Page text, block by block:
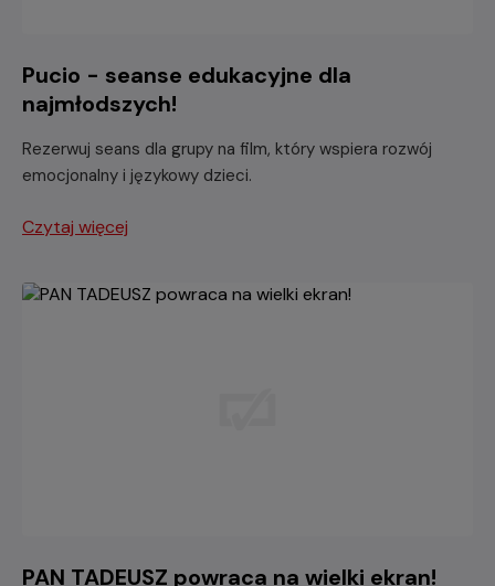
Pucio - seanse edukacyjne dla
najmłodszych!
Rezerwuj seans dla grupy na film, który wspiera rozwój
emocjonalny i językowy dzieci.
Czytaj więcej
PAN TADEUSZ powraca na wielki ekran!